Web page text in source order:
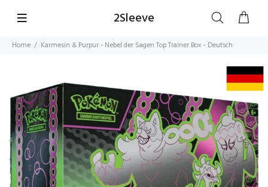
2Sleeve
Home Karmesin & Purpur - Nebel der Sagen Top Trainer Box - Deutsch